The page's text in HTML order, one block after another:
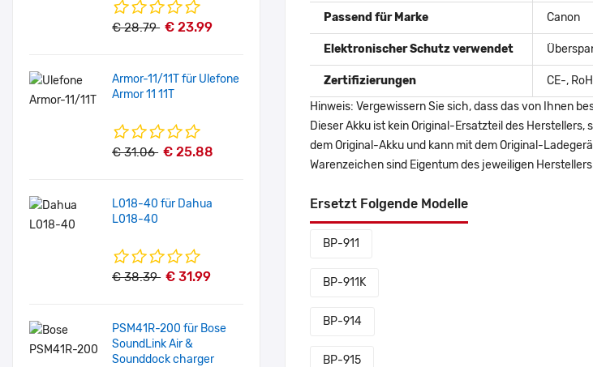
€ 28.79 € 23.99
Armor-11/11T für Ulefone
Armor 11 11T
€ 31.06 € 25.88
L018-40 für Dahua
L018-40
€ 38.39 € 31.99
PSM41R-200 für Bose
SoundLink Air &
Sounddock charger
Passend für Marke Canon
Elektronischer Schutz verwendet
Zertifizierungen
CE-,
Hinweis: Vergewissern Sie sich, dass das von Ihnen
Dieser Akku ist kein Original-Ersatzteil des
dem Original-Akku und kann mit dem Original-
Warenzeichen sind Eigentum des jeweiligen
Ersetzt Folgende Modelle
BP-911
BP-911K
BP-914
BP-915